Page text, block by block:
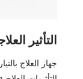
التأثير